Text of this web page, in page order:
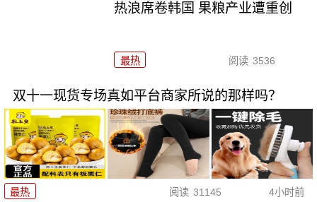
热浪席卷韩国 果粮产业遭重创
最热 阅读 3536
双十一现货专场真如平台商家所说的那样吗？
最热 阅读 31145 4小时前